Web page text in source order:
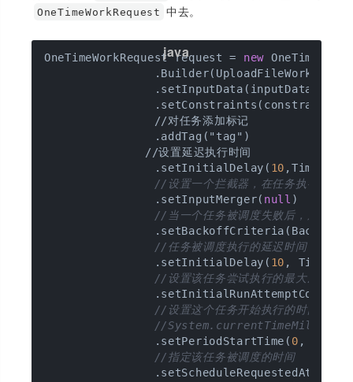
OneTimeWorkRequest 中去。
OneTimeWorkRequest request = new
                .setInputData(inputData)
                .setConstraints(constraints)
                //对任务添加标记
                .addTag("tag")
                .setInitialDelay(
10
//设置一个拦截器，在任务执行之前
                .setInputMerger(
null )
//当一个任务被调度失败后，所要采
//任务被调度执行的延迟时间
                .setInitialDelay(
10 ,
//设置该任务尝试执行的最大次数
                .setInitialRunAttemptCount(
//设置这个任务开始执行的时间
//System.currentTimeMillis()
                .setPeriodStartTime(
0 ,
//指定该任务被调度的时间
                .setScheduleRequestedAt(